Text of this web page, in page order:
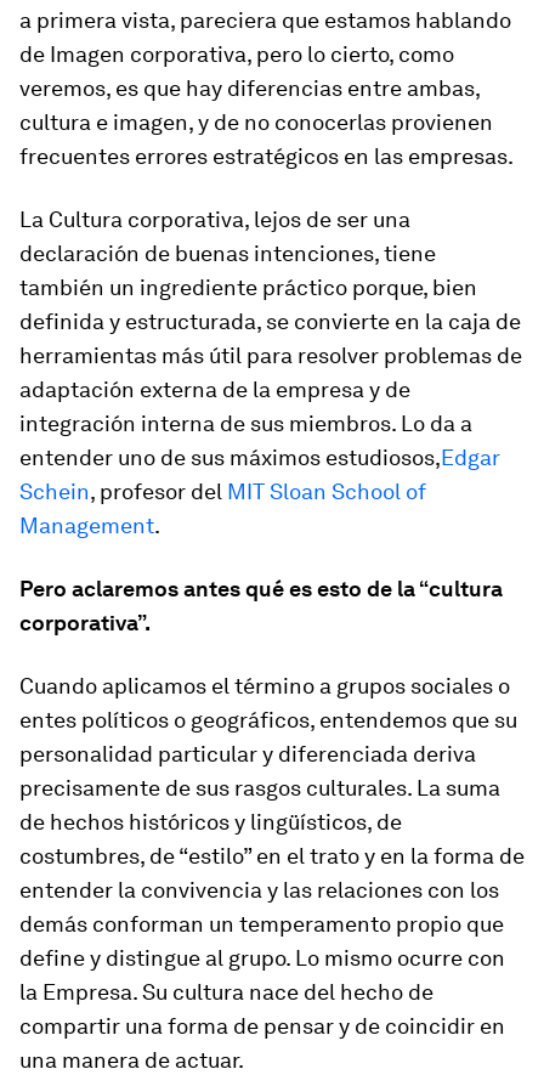
a primera vista, pareciera que estamos hablando
de Imagen corporativa, pero lo cierto, como
veremos, es que hay diferencias entre ambas,
cultura e imagen, y de no conocerlas provienen
frecuentes errores estratégicos en las empresas.
La Cultura corporativa, lejos de ser una
declaración de buenas intenciones, tiene
también un ingrediente práctico porque, bien
definida y estructurada, se convierte en la caja de
herramientas más útil para resolver problemas de
adaptación externa de la empresa y de
integración interna de sus miembros. Lo da a
entender uno de sus máximos estudiosos,Edgar
Schein, profesor del MIT Sloan School of
Management.
Pero aclaremos antes qué es esto de la “cultura
corporativa”.
Cuando aplicamos el término a grupos sociales o
entes políticos o geográficos, entendemos que su
personalidad particular y diferenciada deriva
precisamente de sus rasgos culturales. La suma
de hechos históricos y lingüísticos, de
costumbres, de “estilo” en el trato y en la forma de
entender la convivencia y las relaciones con los
demás conforman un temperamento propio que
define y distingue al grupo. Lo mismo ocurre con
la Empresa.Su cultura nace del hecho de
compartir una forma de pensar y de coincidir en
una manera de actuar.